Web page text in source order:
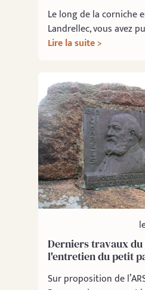
Le long de la corniche
Landrellec, vous avez
Lire la suite >
Derniers travaux du
l'entretien du petit
Sur proposition de